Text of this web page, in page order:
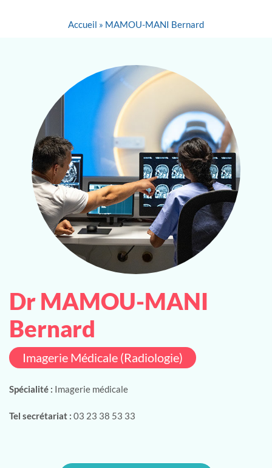
Accueil » MAMOU-MANI Bernard
Dr MAMOU-MANI
Bernard
Imagerie Médicale (Radiologie)
Spécialité : Imagerie médicale
Tel secrétariat : 03 23 38 53 33